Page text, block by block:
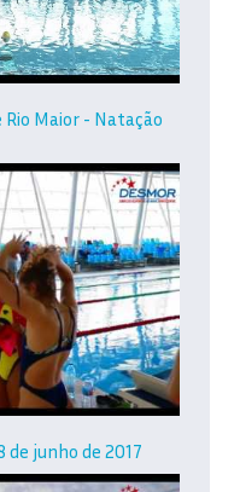
Maior - Natação
de junho de 2017